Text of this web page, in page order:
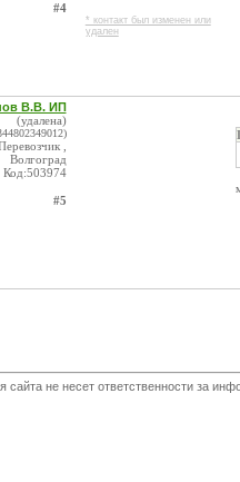
#4
* контакт был изменен или
удален
В.В. ИП
(удалена)
,
Волгоград
Код:503974
#5
сайта не несет ответственности за